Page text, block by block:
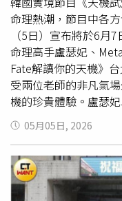
進行犯罪，警察會持
此類山區之涉案對象
後幫派組織，冀能有
境。刑事警察局呼籲
的人、事、物，發現
與反毒，建構綿密通
命理熱潮，節目中各
（5日）宣布將於6月
命理高手盧瑟妃、
Fate解讀你的天機》
受兩位老師的非凡氣
機的珍貴體驗。盧瑟
格，在《天機試煉場
妃大方分享解析命盤
性格固然重要，但最
而產生很大的差異，
進、還是應該等待？
05月05日, 2026